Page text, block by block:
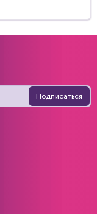
Подписаться